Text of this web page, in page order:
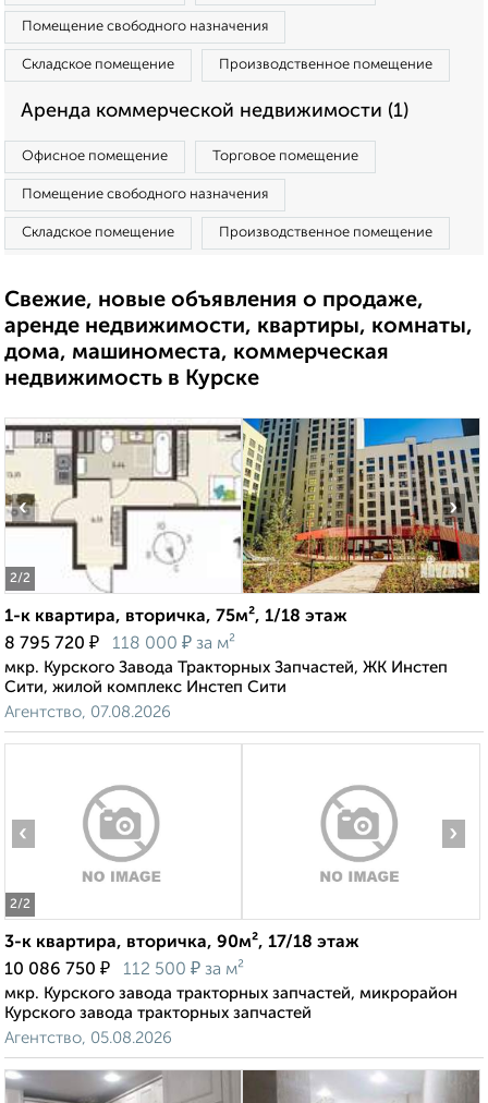
Помещение свободного назначения
Складское помещение Производственное помещение
Аренда коммерческой недвижимости (1)
Офисное помещение Торговое помещение
Помещение свободного назначения
Складское помещение Производственное помещение
Свежие, новые объявления о продаже,
аренде недвижимости, квартиры, комнаты,
дома, машиноместа, коммерческая
недвижимость в Курске
2/2
‹ ›
1-к квартира, вторичка, 75м², 1/18 этаж
8 795 720 ₽ 118 000 ₽ за м²
мкр. Курского Завода Тракторных Запчастей, ЖК Инстеп
Сити, жилой комплекс Инстеп Сити
Агентство, 07.08.2026
2/2
‹ ›
3-к квартира, вторичка, 90м², 17/18 этаж
10 086 750 ₽ 112 500 ₽ за м²
мкр. Курского завода тракторных запчастей, микрорайон
Курского завода тракторных запчастей
Агентство, 05.08.2026